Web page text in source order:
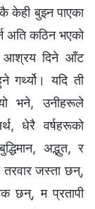
केही बुझ्न पाएका
अति कठिन भएको
आश्रय दिने आँट
गर्थ्यो। यदि ती
भने, उनीहरूले
धेरै वर्षहरूको
अद्भुत, र
तरवार जस्ता छन्,
छन्, म प्रतापी